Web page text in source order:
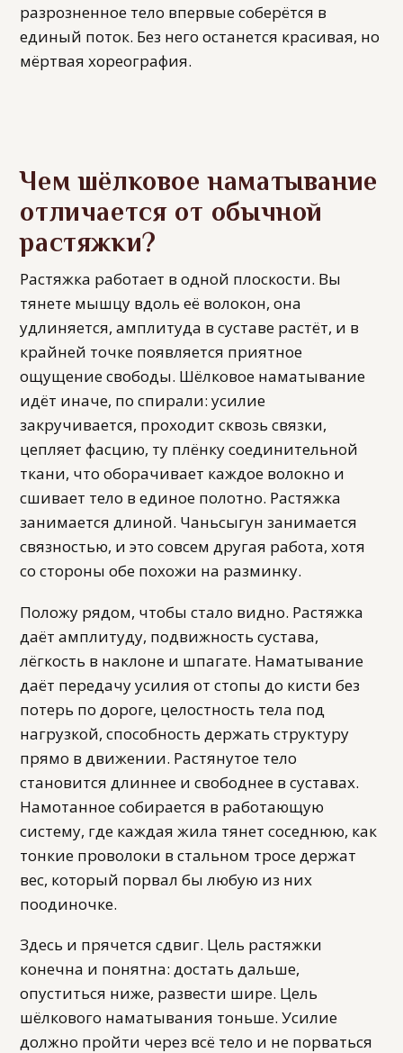
разрозненное тело впервые соберётся в
единый поток. Без него останется красивая, но
мёртвая хореография.
Чем шёлковое наматывание
отличается от обычной
растяжки?
Растяжка работает в одной плоскости. Вы
тянете мышцу вдоль её волокон, она
удлиняется, амплитуда в суставе растёт, и в
крайней точке появляется приятное
ощущение свободы. Шёлковое наматывание
идёт иначе, по спирали: усилие
закручивается, проходит сквозь связки,
цепляет фасцию, ту плёнку соединительной
ткани, что оборачивает каждое волокно и
сшивает тело в единое полотно. Растяжка
занимается длиной. Чаньсыгун занимается
связностью, и это совсем другая работа, хотя
со стороны обе похожи на разминку.
Положу рядом, чтобы стало видно. Растяжка
даёт амплитуду, подвижность сустава,
лёгкость в наклоне и шпагате. Наматывание
даёт передачу усилия от стопы до кисти без
потерь по дороге, целостность тела под
нагрузкой, способность держать структуру
прямо в движении. Растянутое тело
становится длиннее и свободнее в суставах.
Намотанное собирается в работающую
систему, где каждая жила тянет соседнюю, как
тонкие проволоки в стальном тросе держат
вес, который порвал бы любую из них
поодиночке.
Здесь и прячется сдвиг. Цель растяжки
конечна и понятна: достать дальше,
опуститься ниже, развести шире. Цель
шёлкового наматывания тоньше. Усилие
должно пройти через всё тело и не порваться